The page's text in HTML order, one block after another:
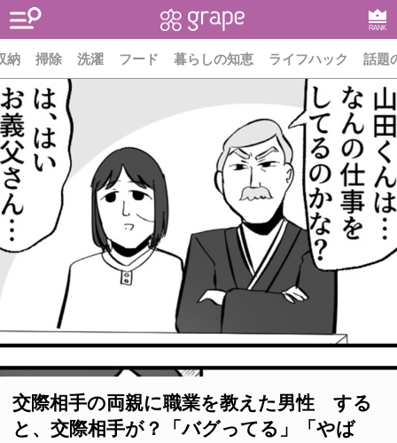
RANK
納 掃除 洗濯 フード 暮らしの知恵 ライフハック 話題
交際相手の両親に職業を教えた男性 する
と、交際相手が？「バグってる」「やば